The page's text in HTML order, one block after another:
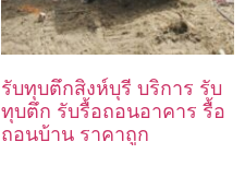
รับทุบตึกสิงห์บุรี บริการ รับ
ทุบตึก รับรื้อถอนอาคาร รื้อ
ถอนบ้าน ราคาถูก